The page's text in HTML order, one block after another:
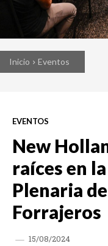
Inicio Eventos
EVENTOS
New
raíces en
Plenaria
Forrajeros
15/08/2024